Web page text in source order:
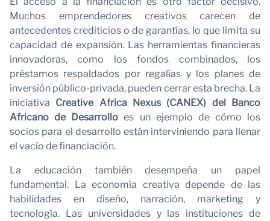
Muchos emprendedores creativos carecen de
antecedentes crediticios o de garantías, lo que limita su
capacidad de expansión. Las herramientas financieras
innovadoras, como los fondos combinados, los
préstamos respaldados por regalías y los planes de
inversión público-privada, pueden cerrar esta brecha. La
iniciativa Creative Africa Nexus (CANEX) del Banco
Africano de Desarrollo es un ejemplo de cómo los
socios para el desarrollo están interviniendo para llenar
el vacío de financiación.
La educación también desempeña un papel
fundamental. La economía creativa depende de las
habilidades en diseño, narración, marketing y
tecnología. Las universidades y las instituciones de